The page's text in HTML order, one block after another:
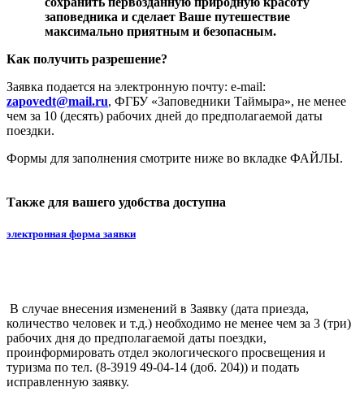
заповедника и сделает Ваше путешествие
максимально приятным и безопасным.
Как получить разрешение?
Заявка подается на электронную почту: e-mail:
zapovedt@mail.ru, ФГБУ «Заповедники Таймыра», не менее
чем за 10 (десять) рабочих дней до предполагаемой даты
поездки.
Формы для заполнения смотрите ниже во вкладке ФАЙЛЫ.
Также для вашего удобства доступна
электронная форма заявки
В случае внесения изменений в Заявку (дата приезда,
количество человек и т.д.) необходимо не менее чем за 3 (три)
рабочих дня до предполагаемой даты поездки,
проинформировать отдел экологического просвещения и
туризма по тел. (8-3919 49-04-14 (доб. 204)) и подать
исправленную заявку.